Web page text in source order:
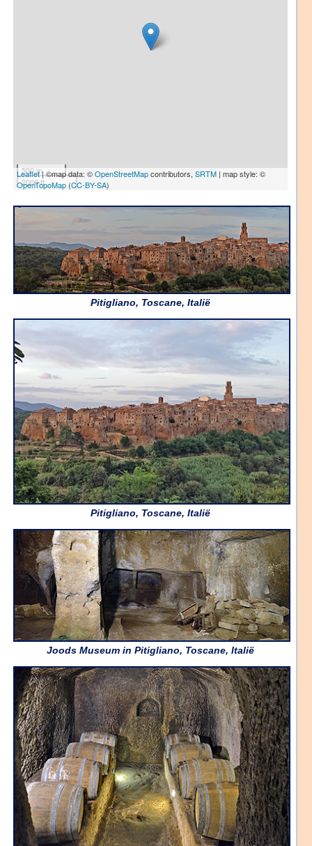
500 m
2000 ft
Leaflet| ©map data: ©OpenStreetMapcontributors, SRTM | map style: ©
OpenTopoMap (CC-BY-SA)
Pitigliano, Toscane, Italië
Pitigliano, Toscane, Italië
Joods Museum in Pitigliano, Toscane, Italië